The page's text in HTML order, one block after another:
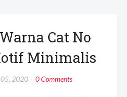
Cat No
Minimalis
05, 2020 0 Comments